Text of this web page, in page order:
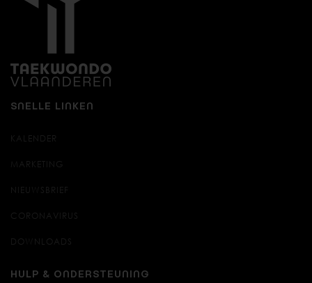
SNELLE LINKEN
KALENDER
MARKETING
NIEUWSBRIEF
CORONAVIRUS
DOWNLOADS
HULP & ONDERSTEUNING